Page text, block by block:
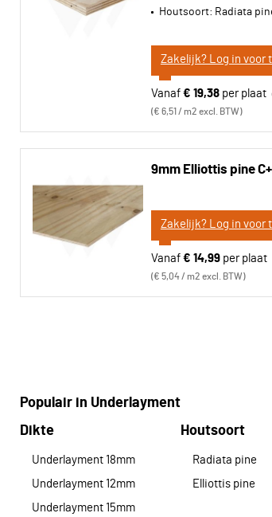
Houtsoort: Radiata
Zakelijk? Log in voor
Vanaf € 19,38 per plaat
€ 6,51 / m2 excl. BTW
9mm Elliottis pine
Zakelijk? Log in voor
Vanaf € 14,99 per plaat
€ 5,04 / m2 excl. BTW
Populair in Underlayment
Dikte
Underlayment 18mm
Underlayment 12mm
Underlayment 15mm
Houtsoort
Radiata pine
Elliottis pine